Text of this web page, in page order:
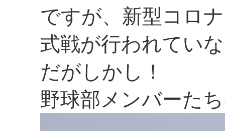
ですが、新型コロ
式戦が行われてい
だがしかし！
野球部メンバーた